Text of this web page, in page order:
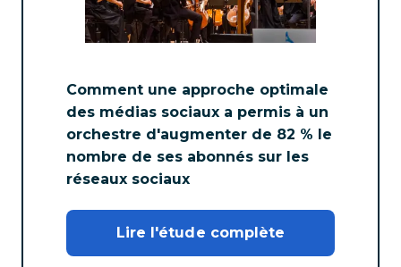
Comment une approche optimale
des médias sociaux a permis à un
orchestre d'augmenter de 82 % le
nombre de ses abonnés sur les
réseaux sociaux
Lire l'étude complète